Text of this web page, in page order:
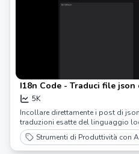
I18n Code - Traduci file
lingue
5K
Incollare direttamente i post di
traduzioni esatte del linguaggio
Strumenti di Produttività con